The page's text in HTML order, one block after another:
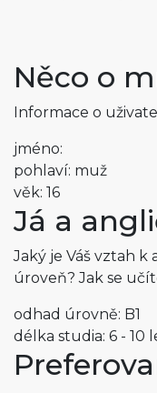
Něco o
Informace o
jméno:
pohlaví: muž
věk: 16
Já a
Jaký je Váš vztah k
úroveň? Jak se
odhad úrovně: B1
délka studia: 6 - 10